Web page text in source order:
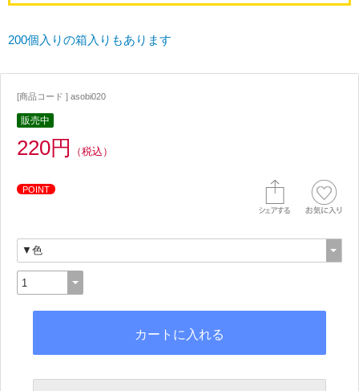
200個入りの箱入りもあります
[商品コード ] asobi020
販売中
220円 （税込）
POINT